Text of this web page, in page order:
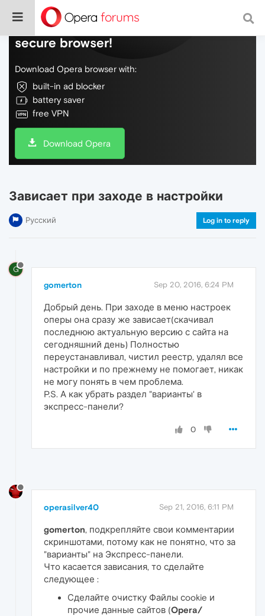
Do more on the web, with a fast and
secure browser!
Download Opera browser with:
built-in ad blocker
battery saver
free VPN
Download Opera
Зависает при заходе в настройки
Русский Log in to reply
G
gomerton Sep 20, 2016, 6:24 PM
Добрый день. При заходе в меню настроек
оперы она сразу же зависает(скачивал
последнюю актуальную версию с сайта на
сегодняшний день) Полностью
переустанавливал, чистил реестр, удалял все
настройки и по прежнему не помогает, никак
не могу понять в чем проблема.
P.S. А как убрать раздел "варианты' в
экспресс-панели?
0
operasilver40 Sep 21, 2016, 6:11 PM
gomerton, подкрепляйте свои комментарии
скриншотами, потому как не понятно, что за
"варианты" на Экспресс-панели.
Что касается зависания, то сделайте
следующее :
Сделайте очистку Файлы сookie и
прочие данные сайтов (Opera/